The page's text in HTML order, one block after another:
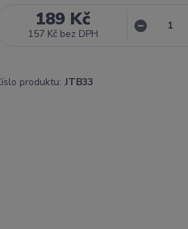
189 Kč
157 Kč bez DPH
produktu: JTB33